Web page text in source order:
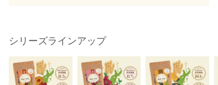
シリーズラインアップ